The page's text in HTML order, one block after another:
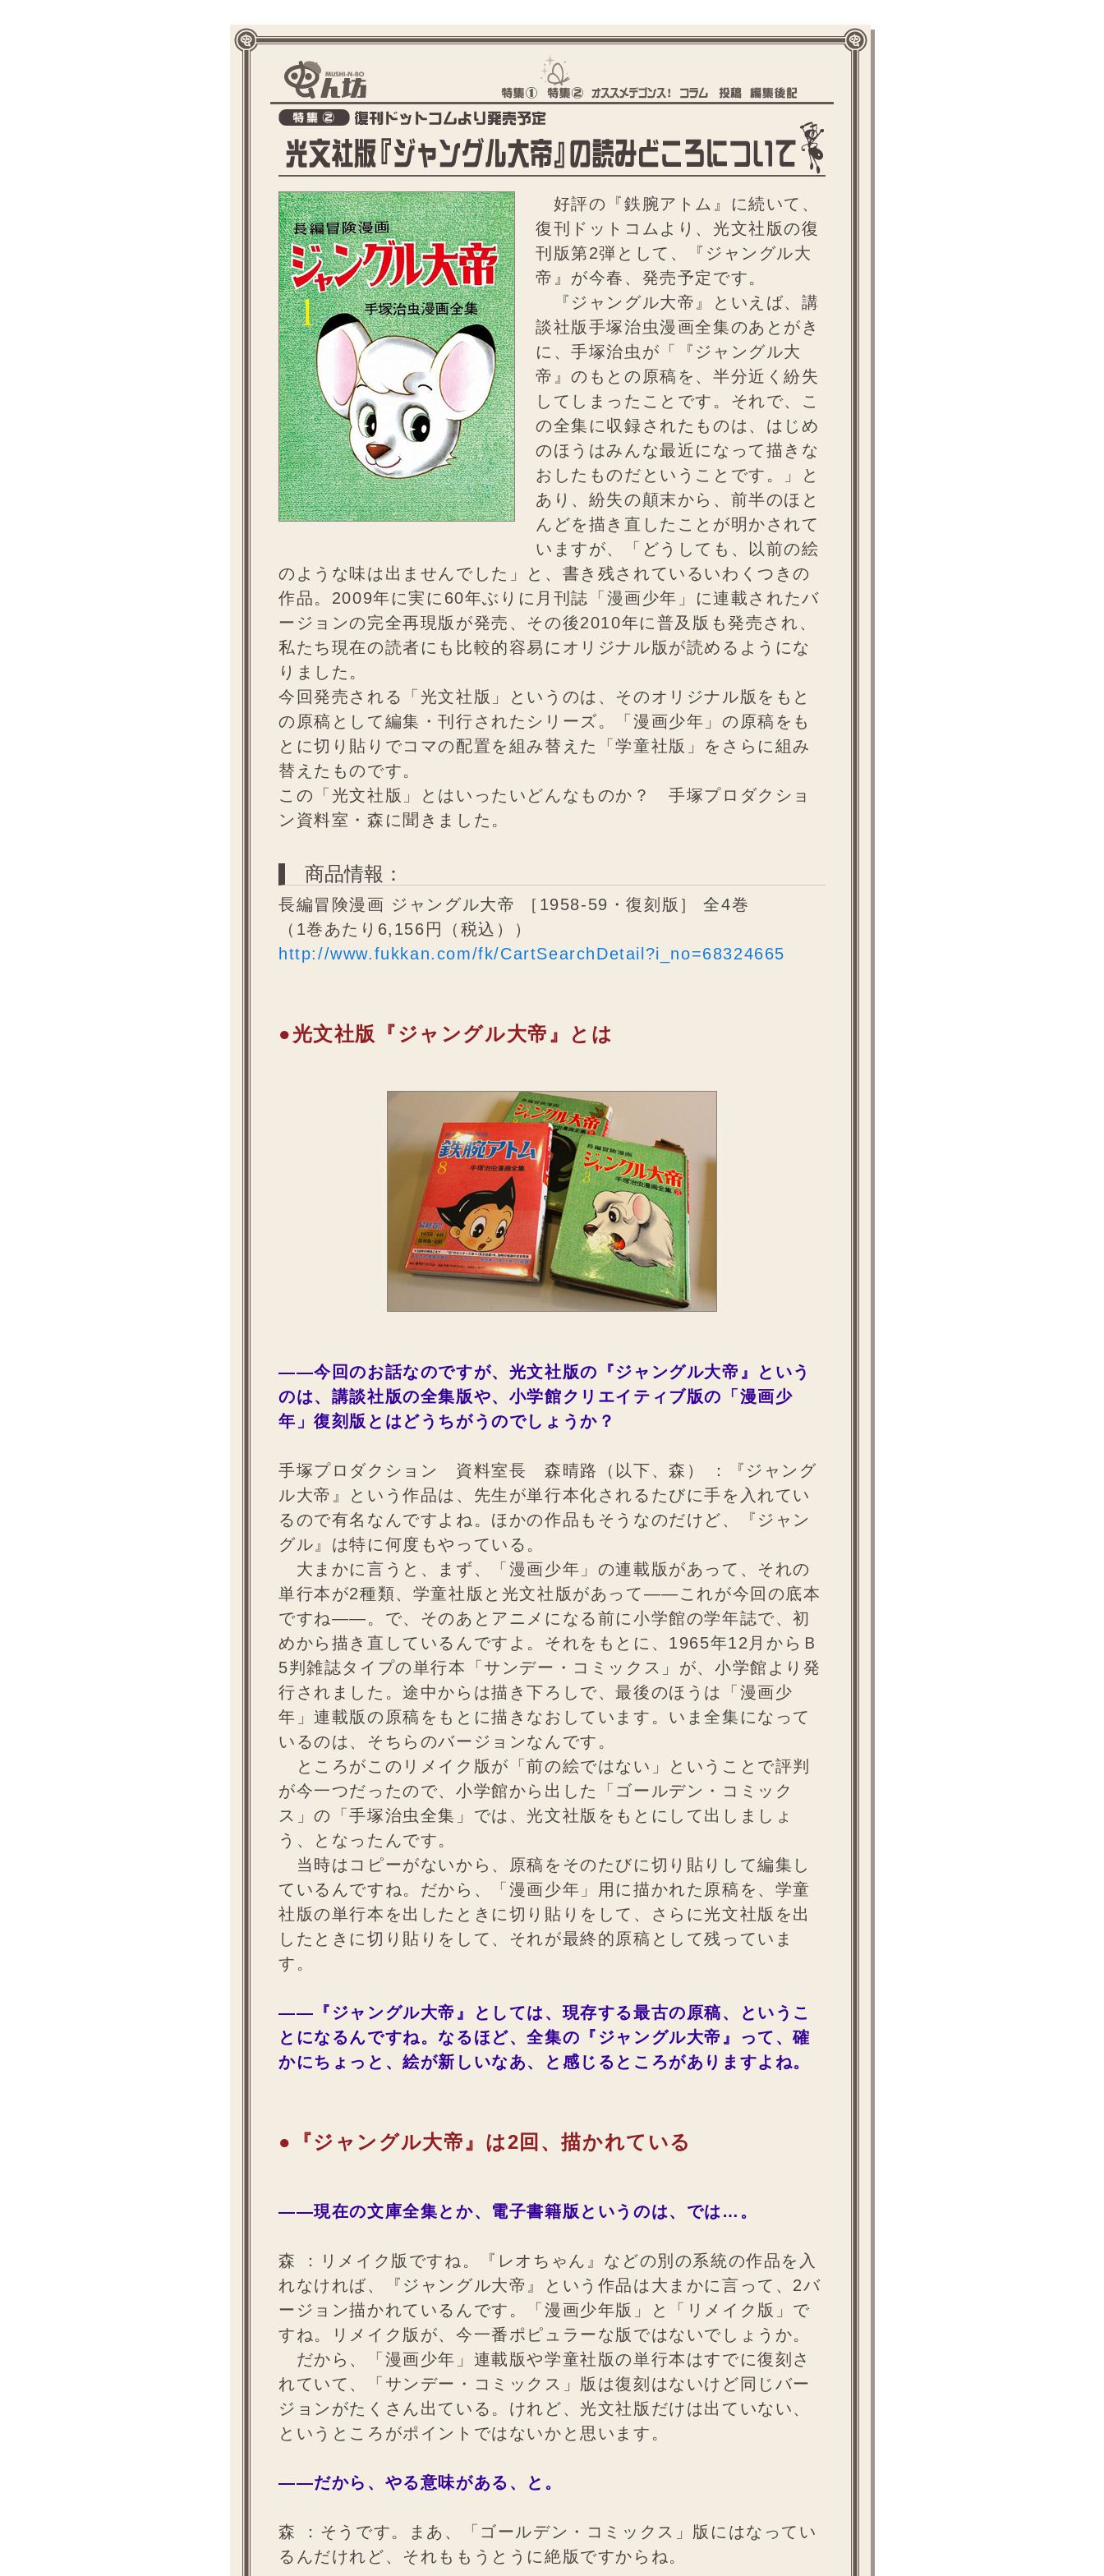
好評の『鉄腕アトム』に続いて、
復刊ドットコムより、光文社版の復
刊版第2弾として、『ジャングル大
帝』が今春、発売予定です。
『ジャングル大帝』といえば、講
談社版手塚治虫漫画全集のあとがき
に、手塚治虫が「『ジャングル大
帝』のもとの原稿を、半分近く紛失
してしまったことです。それで、こ
の全集に収録されたものは、はじめ
のほうはみんな最近になって描きな
おしたものだということです。」と
あり、紛失の顛末から、前半のほと
んどを描き直したことが明かされて
いますが、「どうしても、以前の絵
のような味は出ませんでした」と、書き残されているいわくつきの
作品。2009年に実に60年ぶりに月刊誌「漫画少年」に連載されたバ
ージョンの完全再現版が発売、その後2010年に普及版も発売され、
私たち現在の読者にも比較的容易にオリジナル版が読めるようにな
りました。
今回発売される「光文社版」というのは、そのオリジナル版をもと
の原稿として編集・刊行されたシリーズ。「漫画少年」の原稿をも
とに切り貼りでコマの配置を組み替えた「学童社版」をさらに組み
替えたものです。
この「光文社版」とはいったいどんなものか？ 手塚プロダクショ
ン資料室・森に聞きました。
商品情報：
長編冒険漫画 ジャングル大帝 ［1958-59・復刻版］ 全4巻
（1巻あたり6,156円（税込））
http://www.fukkan.com/fk/CartSearchDetail?i_no=68324665
●光文社版『ジャングル大帝』とは
――今回のお話なのですが、光文社版の『ジャングル大帝』という
のは、講談社版の全集版や、小学館クリエイティブ版の「漫画少
年」復刻版とはどうちがうのでしょうか？
手塚プロダクション 資料室長 森晴路（以下、森） ：
『ジャング
ル大帝』という作品は、先生が単行本化されるたびに手を入れてい
るので有名なんですよね。ほかの作品もそうなのだけど、『ジャン
グル』は特に何度もやっている。
大まかに言うと、まず、「漫画少年」の連載版があって、それの
単行本が2種類、学童社版と光文社版があって――これが今回の底本
ですね――。で、そのあとアニメになる前に小学館の学年誌で、初
めから描き直しているんですよ。それをもとに、1965年12月からＢ
5判雑誌タイプの単行本「サンデー・コミックス」が、小学館より発
行されました。途中からは描き下ろしで、最後のほうは「漫画少
年」連載版の原稿をもとに描きなおしています。いま全集になって
いるのは、そちらのバージョンなんです。
ところがこのリメイク版が「前の絵ではない」ということで評判
が今一つだったので、小学館から出した「ゴールデン・コミック
ス」の「手塚治虫全集」では、光文社版をもとにして出しましょ
う、となったんです。
当時はコピーがないから、原稿をそのたびに切り貼りして編集し
ているんですね。だから、「漫画少年」用に描かれた原稿を、学童
社版の単行本を出したときに切り貼りをして、さらに光文社版を出
したときに切り貼りをして、それが最終的原稿として残っていま
す。
――『ジャングル大帝』としては、現存する最古の原稿、というこ
とになるんですね。なるほど、全集の『ジャングル大帝』って、確
かにちょっと、絵が新しいなあ、と感じるところがありますよね。
●『ジャングル大帝』は2回、描かれている
――現在の文庫全集とか、電子書籍版というのは、では…。
森 ：
リメイク版ですね。『レオちゃん』などの別の系統の作品を入
れなければ、『ジャングル大帝』という作品は大まかに言って、2バ
ージョン描かれているんです。「漫画少年版」と「リメイク版」で
すね。リメイク版が、今一番ポピュラーな版ではないでしょうか。
だから、「漫画少年」連載版や学童社版の単行本はすでに復刻さ
れていて、「サンデー・コミックス」版は復刻はないけど同じバー
ジョンがたくさん出ている。けれど、光文社版だけは出ていない、
というところがポイントではないかと思います。
――だから、やる意味がある、と。
森 ： そうです。まあ、「ゴールデン・コミックス」版にはなってい
るんだけれど、それももうとうに絶版ですからね。